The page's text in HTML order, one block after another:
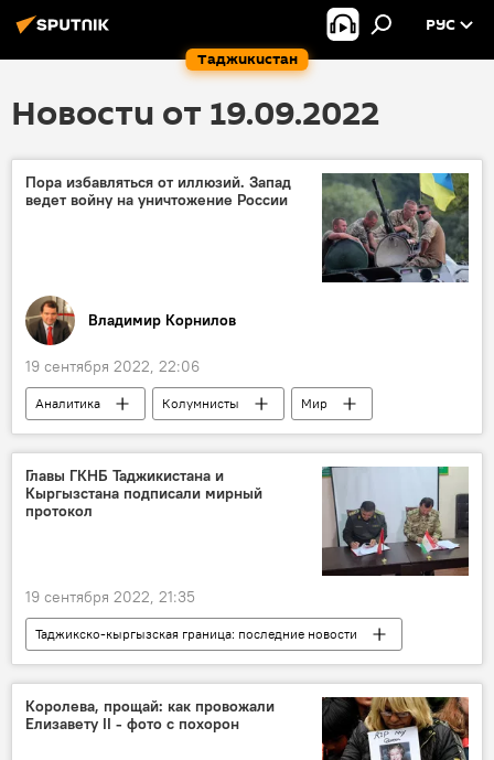
Таджикистан
РУС
Новости от 19.09.2022
Пора избавляться от иллюзий. Запад
ведет войну на уничтожение России
Владимир Корнилов
19 сентября 2022, 22:06
Аналитика Колумнисты
Мир
Политика
Армия и вооружение
Россия
Главы ГКНБ Таджикистана и
Кыргызстана подписали мирный
протокол
19 сентября 2022, 21:35
Таджикско-кыргызская граница: последние новости
Таджикистан
Кыргызстан
граница
Армия и вооружение
Королева, прощай: как провожали
Елизавету II - фото с похорон